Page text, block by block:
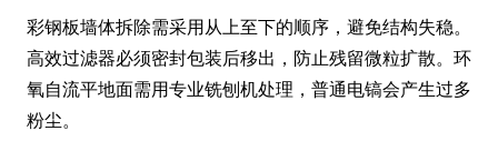
彩钢板墙体拆除需采用从上至下的顺序，避免结构失稳。
高效过滤器必须密封包装后移出，防止残留微粒扩散。环
氧自流平地面需用专业铣刨机处理，普通电镐会产生过多
粉尘。